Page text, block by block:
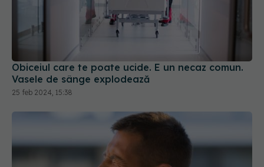
Obiceiul care te poate ucide. E un necaz comun.
Vasele de sânge explodează
25 feb 2024, 15:38